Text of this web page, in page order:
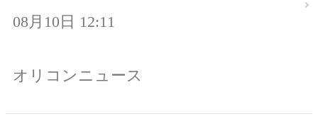
08月10日 12:11
オリコンニュース